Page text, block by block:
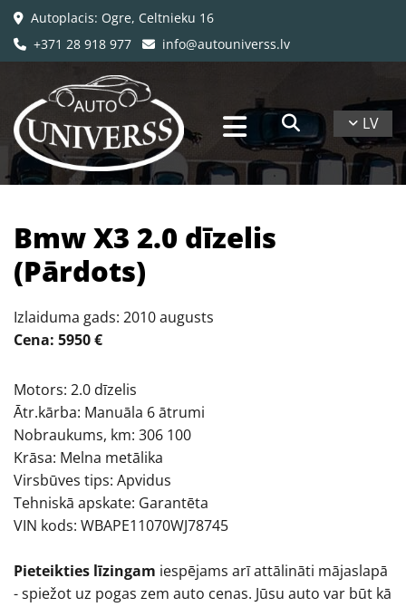
 Autoplacis: Ogre, Celtnieku 16
 +371 28 918 977  info@autouniverss.lv
LV
Bmw X3 2.0 dīzelis
(Pārdots)
Izlaiduma gads: 2010 augusts
Cena: 5950 €
Motors: 2.0 dīzelis
Ātr.kārba: Manuāla 6 ātrumi
Nobraukums, km: 306 100
Krāsa: Melna metālika
Virsbūves tips: Apvidus
Tehniskā apskate: Garantēta
VIN kods: WBAPE11070WJ78745
Pieteikties līzingam iespējams arī attālināti mājaslapā
- spiežot uz pogas zem auto cenas. Jūsu auto var būt kā